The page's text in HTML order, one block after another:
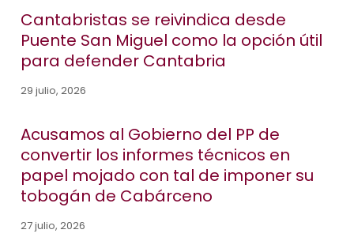
Cantabristas se reivindica desde
Puente San Miguel como la opción útil
para defender Cantabria
29 julio, 2026
Acusamos al Gobierno del PP de
convertir los informes técnicos en
papel mojado con tal de imponer su
tobogán de Cabárceno
27 julio, 2026